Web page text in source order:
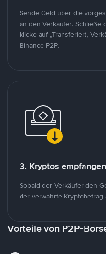
Sende Geld über die
an den Verkäufer. Schließe
klicke auf „Transferiert,
Binance P2P.
3. Kryptos empfangen
Sobald der Verkäufer den
der verwahrte
Vorteile von P2P-